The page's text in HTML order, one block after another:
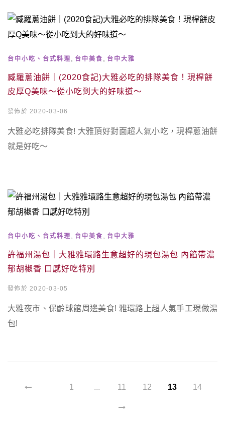
台中小吃、台式料理 台中美食 台中大雅
臧羅蔥油餅｜(2020食記)大雅必吃的排隊美食！現桿餅
皮厚Q美味～從小吃到大的好味道～
發佈於 2020-03-06
大雅必吃排隊美食! 大雅頂好對面超人氣小吃，現桿蔥油餅
就是好吃～
台中小吃、台式料理 台中美食 台中大雅
許福州湯包｜大雅雅環路生意超好的現包湯包 內餡帶濃
郁胡椒香 口感好吃特別
發佈於 2020-03-05
大雅夜市、保齡球館周邊美食! 雅環路上超人氣手工現做湯
包!
1 ... 11 12 13 14